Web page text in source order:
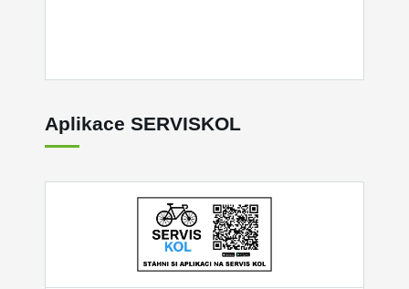
Aplikace SERVISKOL